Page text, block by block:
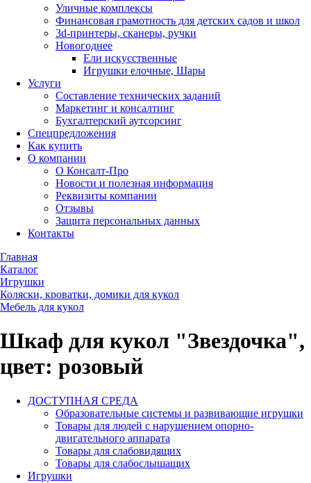
Уличные комплексы
Финансовая грамотность для детских садов и школ
3d-принтеры, сканеры, ручки
Новогоднее
Ели искусственные
Игрушки елочные, Шары
Услуги
Составление технических заданий
Маркетинг и консалтинг
Бухгалтерский аутсорсинг
Спецпредложения
Как купить
О компании
О Консалт-Про
Новости и полезная информация
Реквизиты компании
Отзывы
Защита персональных данных
Контакты
Главная
Каталог
Игрушки
Коляски, кроватки, домики для кукол
Мебель для кукол
Шкаф для кукол "Звездочка",
цвет: розовый
ДОСТУПНАЯ СРЕДА
Образовательные системы и развивающие игрушки
Товары для людей с нарушением опорно-
двигательного аппарата
Товары для слабовидящих
Товары для слабослышащих
Игрушки